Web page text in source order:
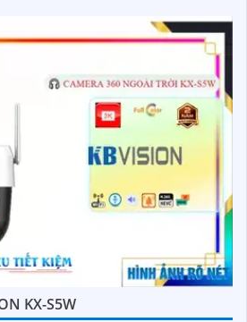
KX-S5W